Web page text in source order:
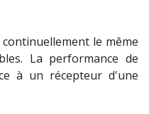
continuellement le même
La performance de
à un récepteur d'une